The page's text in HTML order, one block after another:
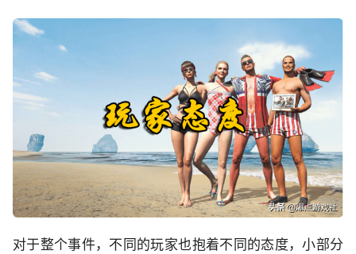
对于整个事件，不同的玩家也抱着不同的态度，小部分